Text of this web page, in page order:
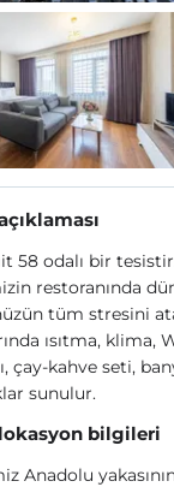
58 odalı bir
restoranında
tüm stresini
ısıtma, klima,
çay-kahve seti,
sunulur.
bilgileri
Anadolu